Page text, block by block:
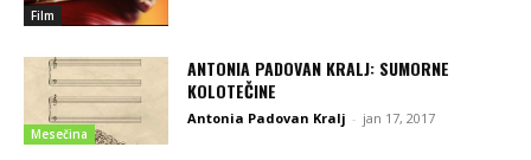
Film
Mesečina
ANTONIA PADOVAN KRALJ: SUMORNE
KOLOTEČINE
Antonia Padovan Kralj - jan 17, 2017